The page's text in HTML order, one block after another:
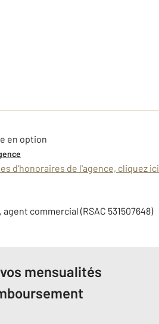
en option
d'honoraires de l'agence, cliquez ici
, agent commercial (RSAC 531507648)
mensualités